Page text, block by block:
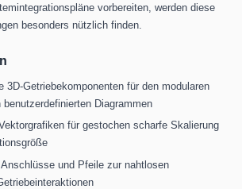
vorbereiten, werden diese
besonders nützlich finden.
3D-Getriebekomponenten für den modularen
Diagrammen
für gestochen scharfe Skalierung
und Pfeile zur nahtlosen